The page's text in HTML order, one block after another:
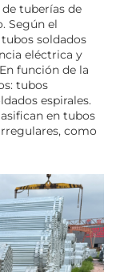
tuberías de
Según el
soldados
eléctrica y
función de la
tubos
espirales.
en tubos
como